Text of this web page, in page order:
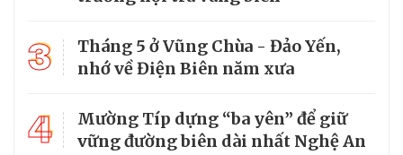
3
Tháng 5 ở Vũng Chùa - Đảo Yến,
nhớ về Điện Biên năm xưa
4
Mường Típ dựng “ba yên” để giữ
vững đường biên dài nhất Nghệ An